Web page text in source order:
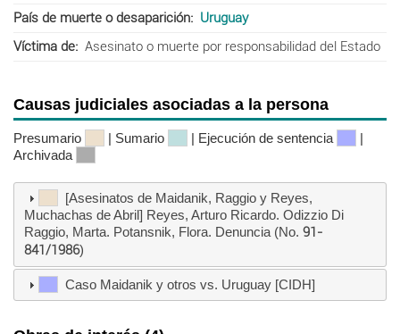
País de muerte o desaparición
Uruguay
Víctima de
Asesinato o muerte por responsabilidad del Estado
Causas judiciales asociadas a la persona
Presumario | Sumario | Ejecución de sentencia
|
Archivada
[Asesinatos de Maidanik, Raggio y Reyes,
Muchachas de Abril] Reyes, Arturo Ricardo. Odizzio Di
Raggio, Marta. Potansnik, Flora. Denuncia (No. 91-
841/1986)
Caso Maidanik y otros vs. Uruguay [CIDH]